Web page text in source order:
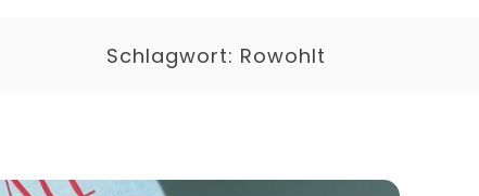
Schlagwort: Rowohlt